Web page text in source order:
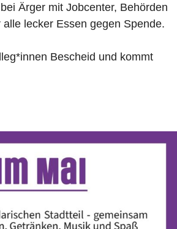
Ärger mit Jobcenter, Behörden
lecker Essen gegen Spende.
Bescheid und kommt